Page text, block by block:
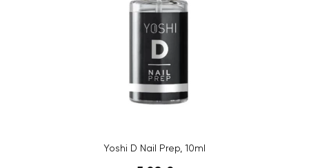
Yoshi D Nail Prep, 10ml